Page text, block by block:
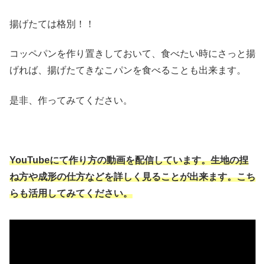
揚げたては格別！！
コッペパンを作り置きしておいて、食べたい時にさっと揚
げれば、揚げたてきなこパンを食べることも出来ます。
是非、作ってみてください。
YouTubeにて作り方の動画を配信しています。生地の捏
ね方や成形の仕方などを詳しく見ることが出来ます。こち
らも活用してみてください。